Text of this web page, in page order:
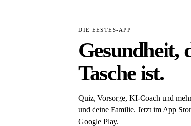
DIE BESTES-APP
Gesundheit,
Tasche ist.
Quiz, Vorsorge, KI-Coach und
und deine Familie. Jetzt im App
Google Play.